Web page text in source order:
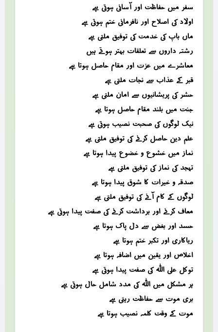
سفر میں حفاظت اور آسانی ہوتی ہے
اولاد کی اصلاح اور نافرمانی ختم ہوتی ہے
ماں باپ کی خدمت کی توفیق ملتی ہے
رشتہ داروں سے تعلقات بہتر ہوتے ہیں
معاشرے میں عزت اور مقام حاصل ہوتا ہے
قبر کے عذاب سے نجات ملتی ہے
حشر کی پریشانیوں سے امان ملتی ہے
جنت میں بلند مقام حاصل ہوتا ہے
نیک لوگوں کی صحبت نصیب ہوتی ہے
علم دین حاصل کرنے کی توفیق ملتی ہے
نماز میں خشوع و خضوع پیدا ہوتا ہے
تہجد کی نماز کی توفیق ملتی ہے
صدقہ و خیرات کا شوق پیدا ہوتا ہے
لوگوں کے کام آنے کی توفیق ملتی ہے
معاف کرنے اور برداشت کرنے کی صفت پیدا ہوتی ہے
حسد اور بغض سے دل پاک ہوتا ہے
ریاکاری اور تکبر ختم ہوتا ہے
اخلاص اور یقین میں اضافہ ہوتا ہے
توکل علی اللہ کی صفت پیدا ہوتی ہے
ہر مشکل میں اللہ کی مدد شامل حال ہوتی ہے
بری موت سے حفاظت رہتی ہے
موت کے وقت کلمہ نصیب ہوتا ہے